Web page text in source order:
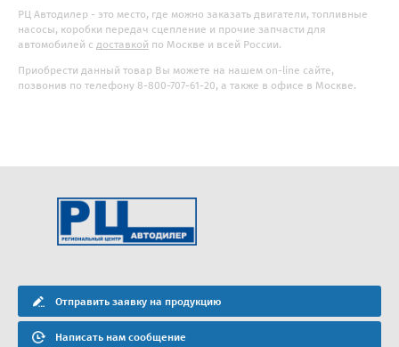
РЦ Автодилер - это место, где можно заказать двигатели, топливные
насосы, коробки передач сцепление и прочие запчасти для
автомобилей с доставкой по Москве и всей России.
Приобрести данный товар Вы можете на нашем on-line сайте,
позвонив по телефону 8-800-707-61-20, а также в офисе в Москве.
Отправить заявку на продукцию
Написать нам сообщение